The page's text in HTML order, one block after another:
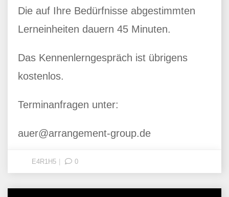
Die auf Ihre Bedürfnisse abgestimmten
Lerneinheiten dauern 45 Minuten.
Das Kennenlerngespräch ist übrigens
kostenlos.
Terminanfragen unter:
auer@arrangement-group.de
E4R1H5 0